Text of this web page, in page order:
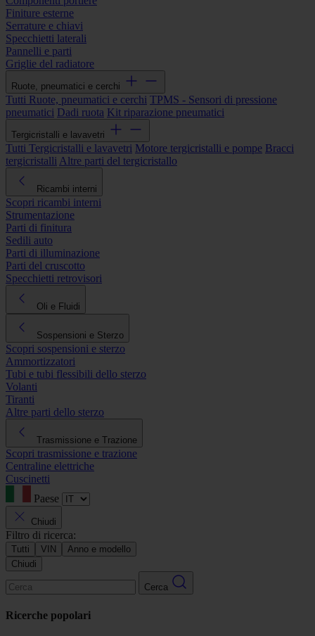
Finiture esterne
Serrature e chiavi
Specchietti laterali
Pannelli e parti
Griglie del radiatore
Ruote, pneumatici e cerchi
Tutti Ruote, pneumatici e cerchi TPMS - Sensori di pressione
pneumatici Dadi ruota Kit riparazione pneumatici
Tergicristalli e lavavetri
Tutti Tergicristalli e lavavetri Motore tergicristalli e pompe Bracci
tergicristalli Altre parti del tergicristallo
Ricambi interni
Scopri ricambi interni
Strumentazione
Parti di finitura
Sedili auto
Parti di illuminazione
Parti del cruscotto
Specchietti retrovisori
Oli e Fluidi
Sospensioni e Sterzo
Scopri sospensioni e sterzo
Ammortizzatori
Tubi e tubi flessibili dello sterzo
Volanti
Tiranti
Altre parti dello sterzo
Trasmissione e Trazione
Scopri trasmissione e trazione
Centraline elettriche
Cuscinetti
Paese
Chiudi
Filtro di ricerca:
Tutti VIN
Anno e modello
Chiudi
Cerca
Ricerche popolari